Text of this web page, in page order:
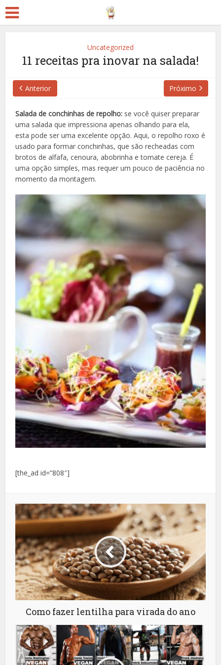
Uncategorized
11 receitas pra inovar na salada!
Anterior Próximo
Salada de conchinhas de repolho: se você quiser preparar
uma salada que impressiona apenas olhando para ela,
esta pode ser uma excelente opção. Aqui, o repolho roxo é
usado para formar conchinhas, que são recheadas com
brotos de alfafa, cenoura, abobrinha e tomate cereja. É
uma opção simples, mas requer um pouco de paciência no
momento da montagem.
[the_ad id=”808″]
Como fazer lentilha para virada do ano